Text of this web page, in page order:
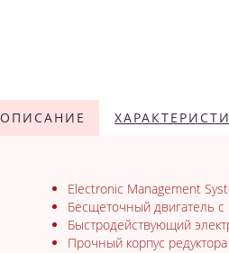
ОПИСАНИЕ
Electronic Management
Бесщеточный двигатель
Быстродействующий
Прочный корпус